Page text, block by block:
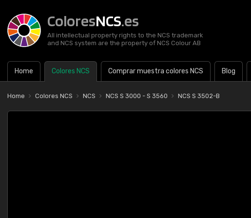
ColoresNCS.es
All intellectual property rights to the NCS trademark
and NCS system are the property of NCS Colour AB
Home Colores NCS Comprar muestra colores NCS Blog
Home Colores NCS NCS NCS S 3000 - S 3560 NCS S 3502-B